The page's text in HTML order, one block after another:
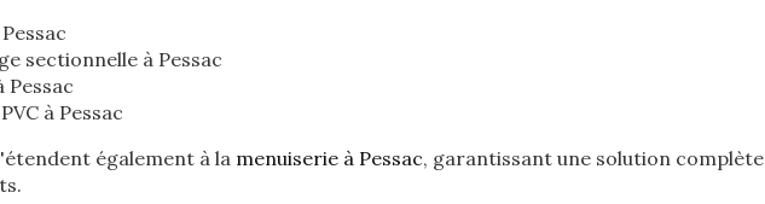
sectionnelle à Pessac
Pessac
à Pessac
également à la menuiserie à Pessac, garantissant une solution complète